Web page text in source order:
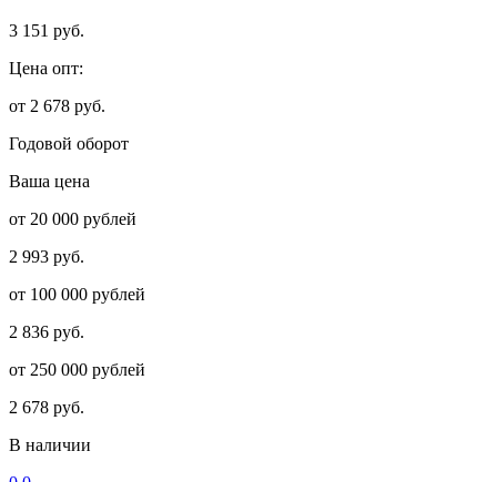
3 151 руб.
Цена опт:
от 2 678 руб.
Годовой оборот
Ваша цена
от 20 000 рублей
2 993 руб.
от 100 000 рублей
2 836 руб.
от 250 000 рублей
2 678 руб.
В наличии